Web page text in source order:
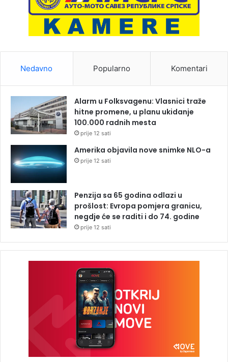
Nedavno Popularno Komentari
Alarm u Folksvagenu: Vlasnici traže
hitne promene, u planu ukidanje
100.000 radnih mesta
prije 12 sati
Amerika objavila nove snimke NLO-a
prije 12 sati
Penzija sa 65 godina odlazi u
prošlost: Evropa pomjera granicu,
negdje će se raditi i do 74. godine
prije 12 sati